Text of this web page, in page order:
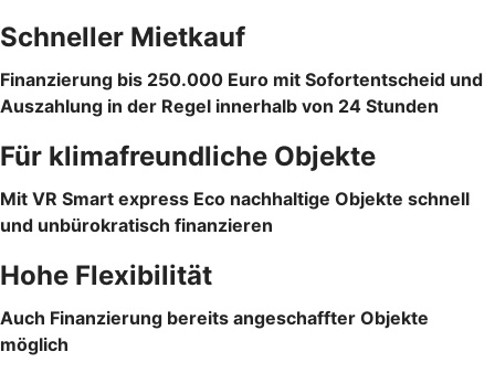
Schneller Mietkauf
Finanzierung bis 250.000 Euro mit Sofortentscheid und
Auszahlung in der Regel innerhalb von 24 Stunden
Für klimafreundliche Objekte
Mit VR Smart express Eco nachhaltige Objekte schnell
und unbürokratisch finanzieren
Hohe Flexibilität
Auch Finanzierung bereits angeschaffter Objekte
möglich